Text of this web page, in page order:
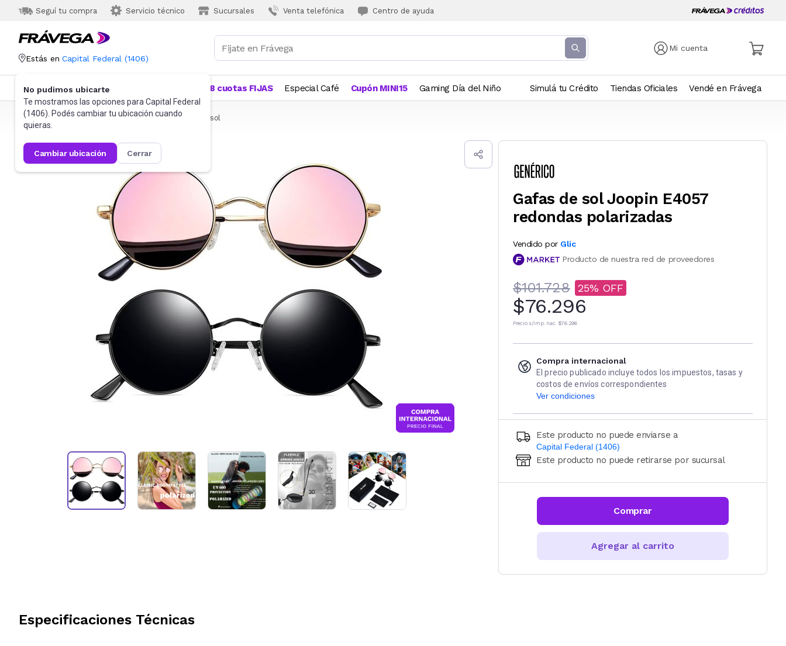
Seguí tu compra Servicio técnico Sucursales Venta telefónica Centro de ayuda
Mi cuenta
Estás en Capital Federal (1406)
No pudimos ubicarte
Te mostramos las opciones para Capital Federal
(1406). Podés cambiar tu ubicación cuando
quieras.
cambiar ubicación cerrar
Categorías Más Vendidos 18 cuotas FIJAS Especial Café Cupón MINI15 Gaming Día del Niño Simulá tu Crédito Tiendas Oficiales Vendé en Frávega
Frávega Indumentaria Accesorios Anteojos de sol
Gafas de sol Joopin E4057
redondas polarizadas
Vendido por Glic
Producto de nuestra red de proveedores
$101.728 25
$76.296
Precio s/imp. nac. $76.296
Compra internacional
El precio publicado incluye todos los impuestos, tasas y
costos de envíos correspondientes
Ver condiciones
Este producto no puede enviarse a
Capital Federal (1406)
Ingresá código postal (sólo números)
CALCULAR
Este producto no puede retirarse por sucursal
Comprar
Agregar al carrito
Especificaciones Técnicas